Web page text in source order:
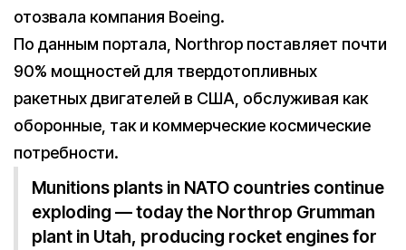
отозвала компания Boeing.
По данным портала, Northrop поставляет почти
90% мощностей для твердотопливных
ракетных двигателей в США, обслуживая как
оборонные, так и коммерческие космические
потребности.
Munitions plants in NATO countries continue
exploding — today the Northrop Grumman
plant in Utah, producing rocket engines for